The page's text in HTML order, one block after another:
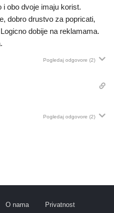
obo dvoje imaju korist.
dobro drustvo za popricati,
dobije na reklamama.
Pogledaj odgovore (2)
Pogledaj odgovore (2)
O nama Privatnost